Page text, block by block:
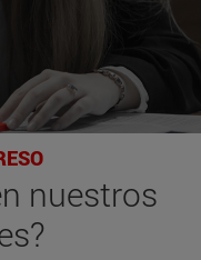
nuestros